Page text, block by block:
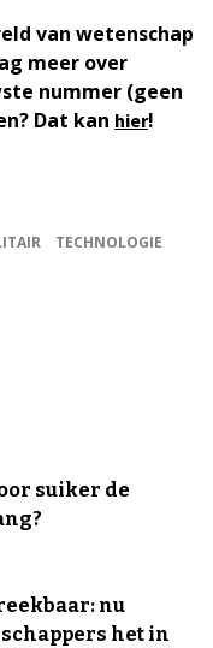
van wetenschap
meer over
nummer (geen
Dat kan hier!
TECHNOLOGIE
suiker de
nu
het in